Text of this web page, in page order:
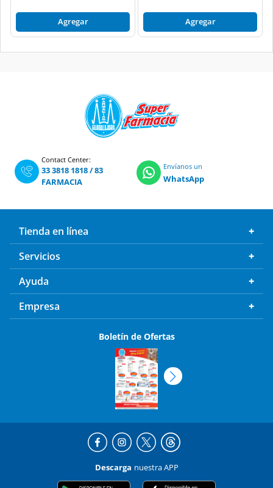
Agregar Agregar
Contact Center:
33 3818 1818/83
FARMACIA
Envíanos un
WhatsApp
Tienda en línea
Servicios
Ayuda
Empresa
Boletín de Ofertas
Descarga nuestra APP